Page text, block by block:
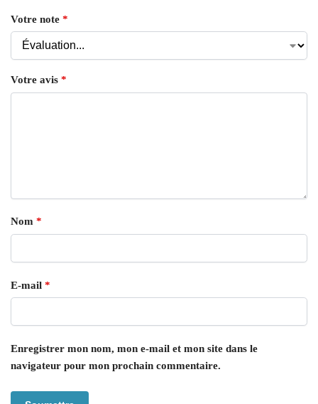
Votre note *
Votre avis *
Nom *
E-mail *
Enregistrer mon nom, mon e-mail et mon site dans le
navigateur pour mon prochain commentaire.